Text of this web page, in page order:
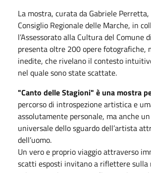
La mostra, curata da Gabriele
Consiglio Regionale delle Marche, in
l’Assessorato alla Cultura del Comune
presenta oltre 200 opere fotografiche,
inedite, che rivelano il contesto
nel quale sono state scattate.
"Canto delle Stagioni" è una mostra
percorso di introspezione artistica e
assolutamente personale, ma anche
universale dello sguardo dell’artista
dell’uomo.
Un vero e proprio viaggio attraverso
scatti esposti invitano a riflettere sulla